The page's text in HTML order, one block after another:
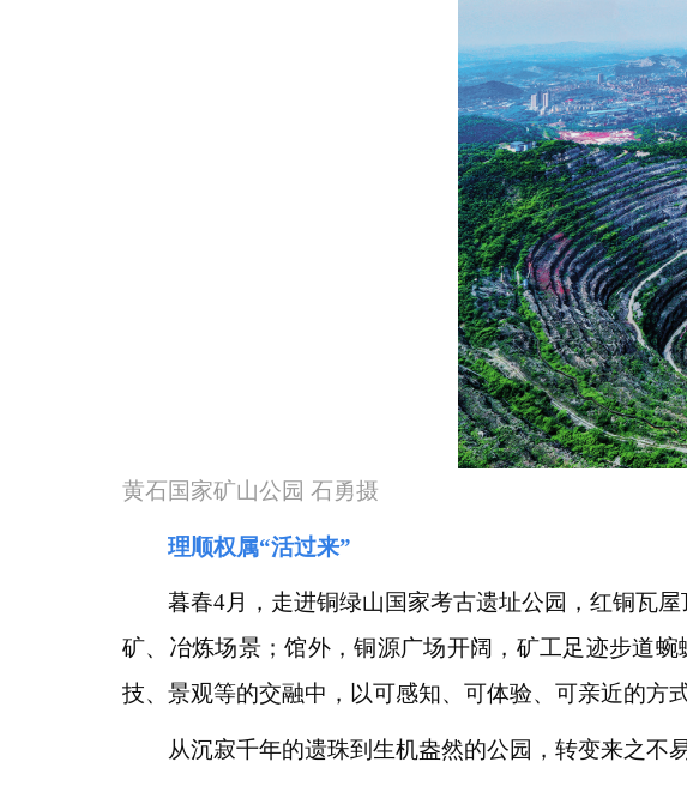
黄石国家矿山公园 石勇摄
理顺权属“活过来”
暮春4月，走进铜绿山国家考古遗址公园，红铜瓦
矿、冶炼场景；馆外，铜源广场开阔，矿工足迹步道
技、景观等的交融中，以可感知、可体验、可亲近的方
从沉寂千年的遗珠到生机盎然的公园，转变来之不易